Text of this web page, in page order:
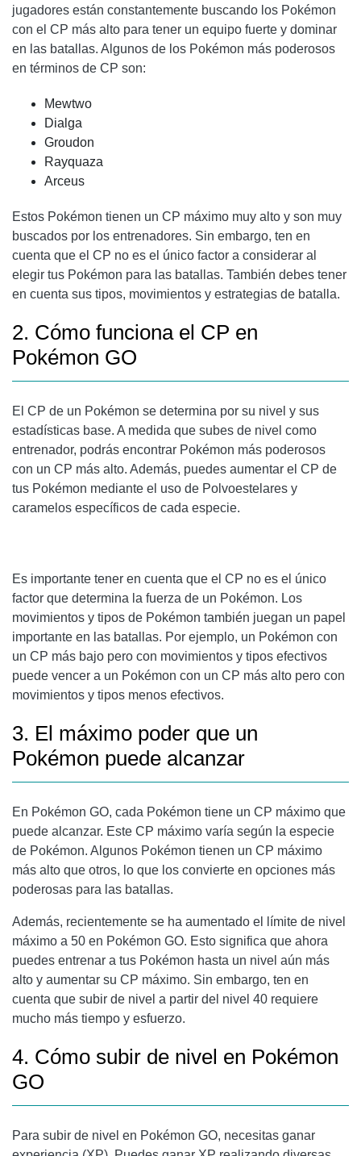
jugadores están constantemente buscando los Pokémon
con el CP más alto para tener un equipo fuerte y dominar
en las batallas. Algunos de los Pokémon más poderosos
en términos de CP son:
Mewtwo
Dialga
Groudon
Rayquaza
Arceus
Estos Pokémon tienen un CP máximo muy alto y son muy
buscados por los entrenadores. Sin embargo, ten en
cuenta que el CP no es el único factor a considerar al
elegir tus Pokémon para las batallas. También debes tener
en cuenta sus tipos, movimientos y estrategias de batalla.
2. Cómo funciona el CP en
Pokémon GO
El CP de un Pokémon se determina por su nivel y sus
estadísticas base. A medida que subes de nivel como
entrenador, podrás encontrar Pokémon más poderosos
con un CP más alto. Además, puedes aumentar el CP de
tus Pokémon mediante el uso de Polvoestelares y
caramelos específicos de cada especie.
Es importante tener en cuenta que el CP no es el único
factor que determina la fuerza de un Pokémon. Los
movimientos y tipos de Pokémon también juegan un papel
importante en las batallas. Por ejemplo, un Pokémon con
un CP más bajo pero con movimientos y tipos efectivos
puede vencer a un Pokémon con un CP más alto pero con
movimientos y tipos menos efectivos.
3. El máximo poder que un
Pokémon puede alcanzar
En Pokémon GO, cada Pokémon tiene un CP máximo que
puede alcanzar. Este CP máximo varía según la especie
de Pokémon. Algunos Pokémon tienen un CP máximo
más alto que otros, lo que los convierte en opciones más
poderosas para las batallas.
Además, recientemente se ha aumentado el límite de nivel
máximo a 50 en Pokémon GO. Esto significa que ahora
puedes entrenar a tus Pokémon hasta un nivel aún más
alto y aumentar su CP máximo. Sin embargo, ten en
cuenta que subir de nivel a partir del nivel 40 requiere
mucho más tiempo y esfuerzo.
4. Cómo subir de nivel en Pokémon
GO
Para subir de nivel en Pokémon GO, necesitas ganar